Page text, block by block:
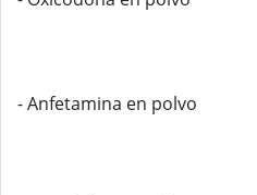
- Anfetamina en polvo